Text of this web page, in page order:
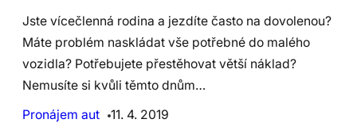
Jste vícečlenná rodina a jezdíte často na dovolenou?
Máte problém naskládat vše potřebné do malého
vozidla? Potřebujete přestěhovat větší náklad?
Nemusíte si kvůli těmto dnům…
Pronájem aut
11. 4. 2019